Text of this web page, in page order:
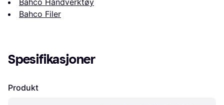
Bahco Håndverktøy
Bahco Filer
Spesifikasjoner
Produkt